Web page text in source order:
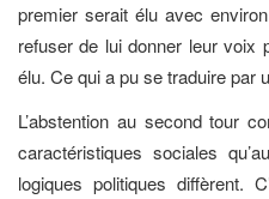
premier serait élu avec
refuser de lui donner leur voix
élu. Ce qui a pu se traduire par
L’abstention au second tour
caractéristiques sociales
logiques politiques diffèrent.